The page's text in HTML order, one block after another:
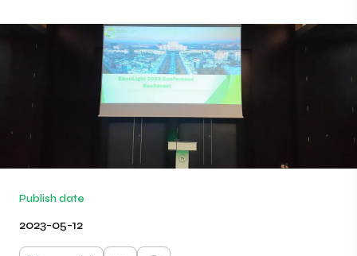
Publish date
2023-05-12